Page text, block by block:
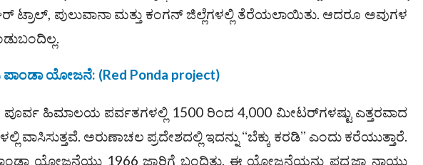
ಟ್ರಾಲ್‌, ಪುಲುವಾನಾ ಮತ್ತು ಕಂಗನ್ ಜಿಲ್ಲೆಗಳಲ್ಲಿ ತೆರೆಯಲಾಯಿತು. ಆದರೂ ಅವುಗಳ
ಪಾಂಡಾ ಯೋಜನೆ: (Red Ponda project)
ಪೂರ್ವ ಹಿಮಾಲಯ ಪರ್ವತಗಳಲ್ಲಿ 1500 ರಿಂದ 4,000 ಮೀಟರ್‌ಗಳಷ್ಟು ಎತ್ತರವಾದ
ವಾಸಿಸುತ್ತವೆ. ಅರುಣಾಚಲ ಪ್ರದೇಶದಲ್ಲಿ ಇದನ್ನು ʻʻಬೆಕ್ಕು ಕರಡಿʼʼ ಎಂದು ಕರೆಯುತ್ತಾರೆ.
ಯೋಜನೆಯು 1966 ಜಾರಿಗೆ ಬಂದಿತು. ಈ ಯೋಜನೆಯನ್ನು ಪದ್ಮಜಾ ನಾಯ್ಡು